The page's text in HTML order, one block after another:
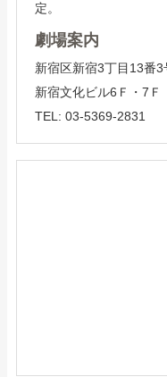
定。
劇場案内
新宿区新宿3丁目13番3
新宿文化ビル6Ｆ・7Ｆ
TEL: 03-5369-2831